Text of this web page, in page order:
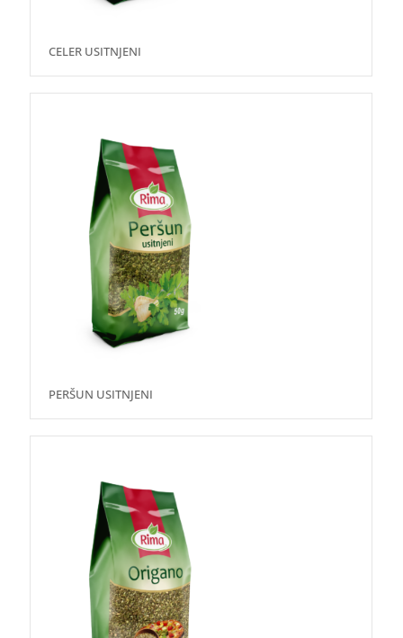
CELER USITNJENI
PERŠUN USITNJENI